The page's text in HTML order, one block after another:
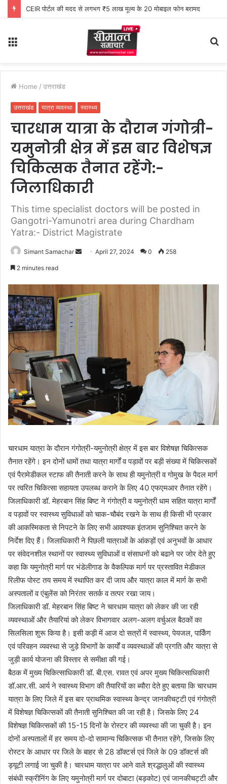
CEIR पोर्टल की मदद से लगभग ₹5 लाख मूल्य के 20 मोबाइल फोन बरामद
Home / उत्तराखंड
उत्तराखंड यात्रा व्यवस्था स्वास्थ्य
चारधाम यात्रा के दौरान गंगोत्री-
यमुनोत्री क्षेत्र में इस बार विशेषज्ञ
चिकित्सक तैनात रहेंगे:-
जिलाधिकारी
This time specialist doctors will be posted in
Gangotri-Yamunotri area during Chardham
Yatra:- District Magistrate
Simant Samachar
a
n
e
m
a
i
l
April 27, 2024 0 258
2 minutes read
चारधाम यात्रा के दौरान गंगोत्री-यमुनोत्री क्षेत्र में इस बार विशेषज्ञ चिकित्सक
तैनात रहेंगे। इन दोनों धामों तथा यात्रा मार्गों व पड़ावों पर बड़ी संख्या में चिकित्सकों
एवं पैरामेडीकल स्टाफ की तैनाती करने के साथ ही यमुनोत्री व गोमुख के पैदल मार्ग
पर त्वरित चिकित्सा सहायता उपलब्ध कराने के लिए 40 एफएमआर तैनात रहेंगे।
जिलाधिकारी डॉ. मेहरबान सिंह बिष्ट ने गंगोत्री व यमुनोत्री धाम सहित यात्रा मार्गों
व पड़ावों पर स्वास्थ्य सुविधाओं को चाक-चौबंद रखने के साथ ही किसी भी प्रकार
की आकस्मिकता से निपटने के लिए सभी आवश्यक इंतजाम सुनिश्चित करने के
निर्देश दिए हैं। जिलाधिकारी ने पिछली यात्राओं के आंकड़ों एवं अनुभवों के आधार
पर संवेदनशील स्थानों पर स्वास्थ्य सुविधाओं व संसाधनों को बढाने पर जोर देते हुए
कहा कि यमुनोत्री मार्ग पर भंडेलीगाड के वैकल्पिक मार्ग पर प्रस्तावित मेडीकल
रिलीफ पोस्ट तय समय में स्थापित कर दी जाय और यात्रा काल में मार्ग के सभी
अस्पतालों व एंबुलेंस को निरंतर सतर्क व तत्पर रखा जाय।
जिलाधिकारी डॉ. मेहरबान सिंह बिष्ट ने चारधाम यात्रा को लेकर की जा रही
व्यवस्थाओं और तैयारियां को लेकर विभागवार अलग-अलग वर्चुअल बैठकों का
सिलसिला शुरू किया है। इसी कड़ी में आज दो सत्रों में स्वास्थ्य, पेयजल, पार्किंग
एवं परिवहन व्यवस्था से जुड़े विभागों के कार्यों व व्यवस्थाओं की प्रगति और यात्रा से
जुड़ी कार्य योजना की विस्तार से समीक्षा की गई।
बैठक में मुख्य चिकित्साधिकारी डॉ. बी.एस. रावत एवं अपर मुख्य चिकित्साधिकारी
डॉ.आर.सी. आर्य ने स्वास्थ्य विभाग की तैयारियों का ब्यौरा देते हुए बताया कि चारधाम
यात्रा के लिए जिले में इस बार प्राथमिक स्वास्थ्य केन्द्र जानकीचट्टी एवं गंगोत्री
में विशेषज्ञ चिकित्सकों की तैनाती सुनिश्चित की जा रही है। जिसके लिए 24
विशेषज्ञ चिकित्सकों की 15-15 दिनों के रोस्टर की व्यवस्था की जा चुकी है। इन
दोनों अस्पतालों में हर समय दो-दो सामान्य चिकित्सक भी तैनात रहेंगे, जिसके लिए
रोस्टर के आधार पर जिले के बाहर से 28 डॉक्टर्स एवं जिले के 09 डॉक्टर्स की
ड्यूटी लगाई जा चुकी है। चारधाम यात्रा पर आने वाले श्रद्धालुओं की स्वास्थ्य
संबंधी स्क्रीनिंग के लिए यमुनोत्री मार्ग पर दोबाटा (बड़कोट) एवं जानकीचट्टी और